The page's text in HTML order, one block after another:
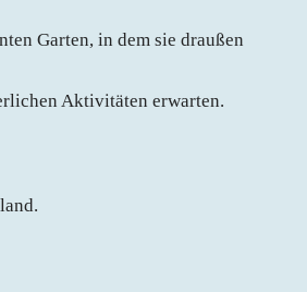
Garten, in dem sie draußen
Aktivitäten erwarten.